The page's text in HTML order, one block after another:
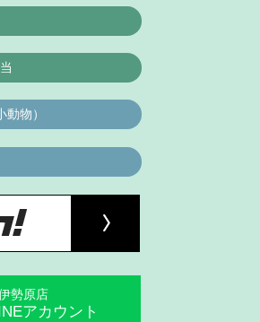
物）
勢原店
アカウント